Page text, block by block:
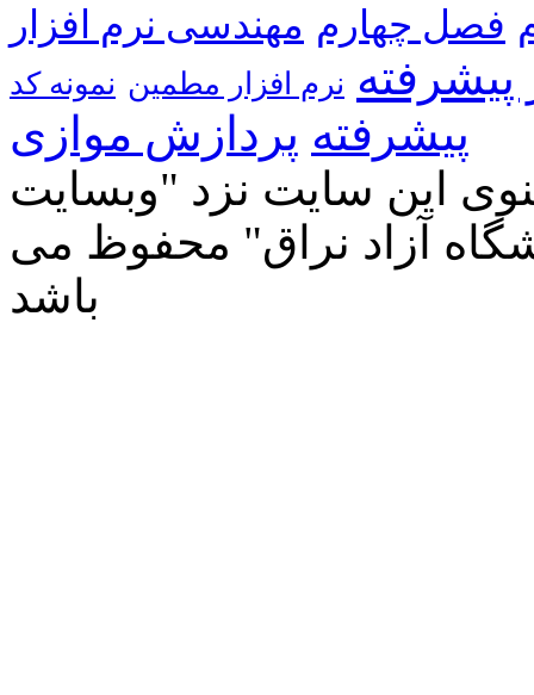
فصل چهارم مهندسی نرم افزار
نرم افزار مطمین
پیشرفته پردازش موازی
این سایت نزد "وبسایت
آزاد نراق" محفوظ می
باشد